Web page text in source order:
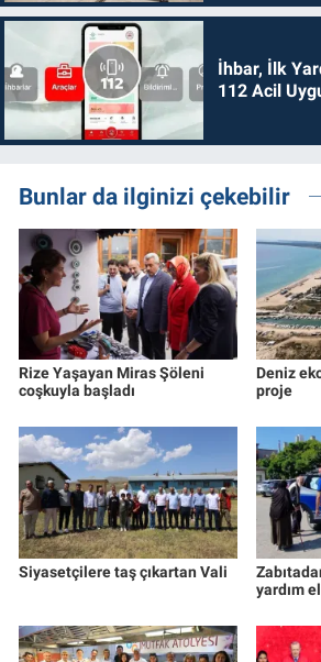
İhbar, İlk
112 Acil
Bunlar da ilginizi çekebilir
Rize Yaşayan Miras Şöleni
coşkuyla başladı
Deniz
proje
Siyasetçilere taş çıkartan Vali
yardım